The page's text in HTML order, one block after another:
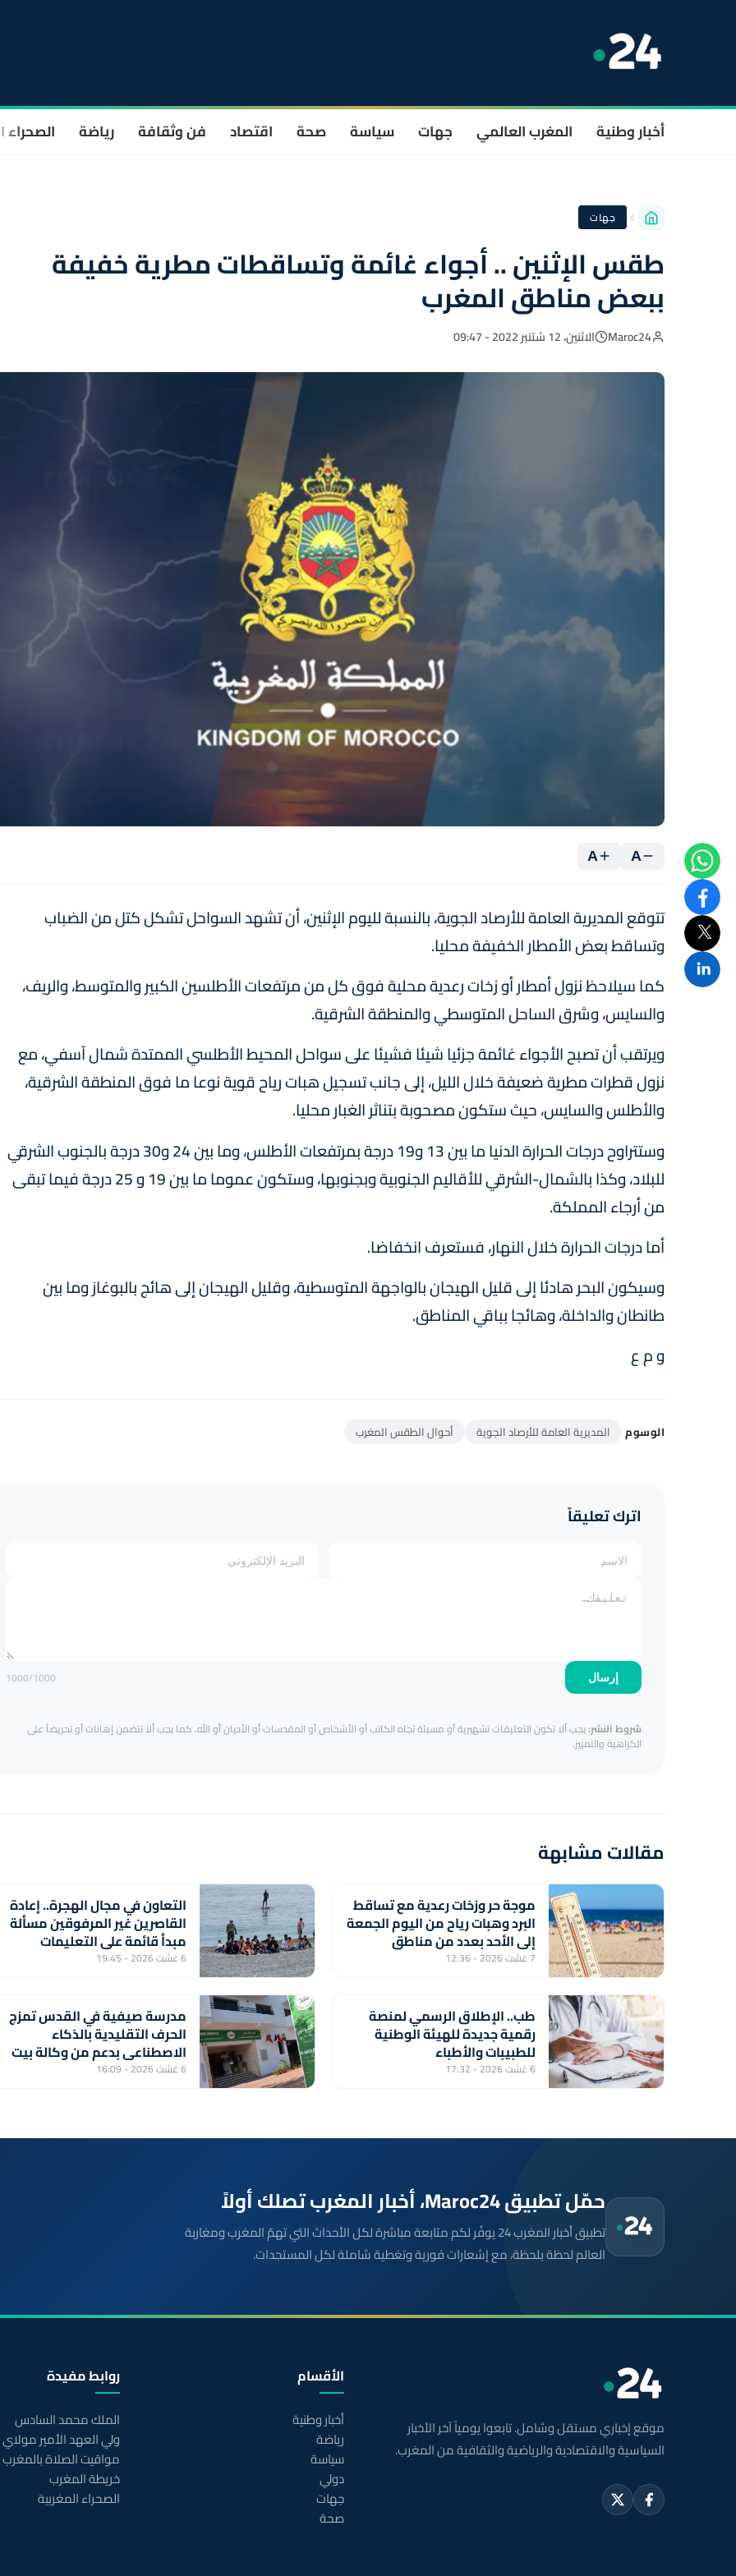
أخبار وطنية المغرب العالمي جهات سياسة صحة اقتصاد فن وثقافة رياضة الصحراء
جهات
طقس الإثنين .. أجواء غائمة وتساقطات مطرية خفيفة
ببعض مناطق المغرب
Maroc24 الاثنين، 12 شتنبر 2022 - 09:47
A
A
تتوقع المديرية العامة للأرصاد الجوية، بالنسبة لليوم الإثنين، أن تشهد السواحل تشكل كتل من الضباب
وتساقط بعض الأمطار الخفيفة محليا.
كما سيلاحظ نزول أمطار أو زخات رعدية محلية فوق كل من مرتفعات الأطلسين الكبير والمتوسط، والريف،
والسايس، وشرق الساحل المتوسطي والمنطقة الشرقية.
ويرتقب أن تصبح الأجواء غائمة جزئيا شيئا فشيئا على سواحل المحيط الأطلسي الممتدة شمال آسفي، مع
نزول قطرات مطرية ضعيفة خلال الليل، إلى جانب تسجيل هبات رياح قوية نوعا ما فوق المنطقة الشرقية،
والأطلس والسايس، حيث ستكون مصحوبة بتناثر الغبار محليا.
وستتراوح درجات الحرارة الدنيا ما بين 13 و19 درجة بمرتفعات الأطلس، وما بين 24 و30 درجة بالجنوب الشرقي
للبلاد، وكذا بالشمال-الشرقي للأقاليم الجنوبية وبجنوبها، وستكون عموما ما بين 19 و 25 درجة فيما تبقى
من أرجاء المملكة.
أما درجات الحرارة خلال النهار، فستعرف انخفاضا.
وسيكون البحر هادئا إلى قليل الهيجان بالواجهة المتوسطية، وقليل الهيجان إلى هائج بالبوغاز وما بين
طانطان والداخلة، وهائجا بباقي المناطق.
و م ع
الوسوم المديرية العامة للأرصاد الجوية أحوال الطقس المغرب
اترك تعليقاً
إرسال 1000/1000
شروط النشر:يجب ألا تكون التعليقات تشهيرية أو مسيئة تجاه الكاتب أو الأشخاص أو المقدسات أو الأديان أو الله. كما يجب ألا تتضمن إهانات أو تحريضاً على
الكراهية والتمييز.
مقالات مشابهة
موجة حر وزخات رعدية مع تساقط
البرد وهبات رياح من اليوم الجمعة
إلى الأحد بعدد من مناطق
المملكة (نشرة إنذارية)
7 غشت 2026 - 12:36
التعاون في مجال الهجرة.. إعادة
القاصرين غير المرفوقين مسألة
مبدأ قائمة على التعليمات
الملكية السامية (مصدر
6 غشت 2026 - 19:45
طب.. الإطلاق الرسمي لمنصة
رقمية جديدة للهيئة الوطنية
للطبيبات والأطباء
6 غشت 2026 - 17:32
مدرسة صيفية في القدس تمزج
الحرف التقليدية بالذكاء
الاصطناعي بدعم من وكالة بيت
مال القدس الشريف
6 غشت 2026 - 16:09
حمّل تطبيق Maroc24، أخبار المغرب تصلك أولاً
تطبيق أخبار المغرب 24 يوفّر لكم متابعة مباشرة لكل الأحداث التي تهمّ المغرب ومغاربة
العالم لحظة بلحظة، مع إشعارات فورية وتغطية شاملة لكل المستجدات.
موقع إخباري مستقل وشامل. تابعوا يومياً آخر الأخبار
السياسية والاقتصادية والرياضية والثقافية من المغرب.
الأقسام
أخبار وطنية
رياضة
سياسة
دولي
جهات
صحة
روابط مفيدة
الملك محمد السادس
ولي العهد الأمير
مواقيت الصلاة بالمغرب
خريطة المغرب
الصحراء المغربية